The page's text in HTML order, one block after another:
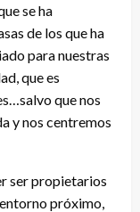
se ha
de los que ha
para nuestras
que es
que nos
y nos centremos
ser propietarios
próximo,